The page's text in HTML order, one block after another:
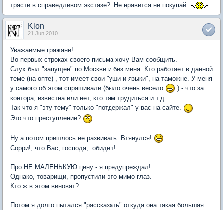
трясти в справедливом экстазе? Не нравится не покупай.
Klon
21 Jun 2010
Уважаемые гражане!
Во первых строках своего письма хочу Вам сообщить.
Слух был "запущен" по Москве и без меня. Кто работает в данной
теме (на опте) , тот имеет свои "уши и языки", на таможне. У меня
у самого об этом спрашивали (было очень весело
) - что за
контора, известна или нет, кто там трудиться и т.д.
Так что я "эту тему" только "потдержал" у вас на сайте.
Это что преступление?
Ну а потом пришлось ее развивать. Втянулся!
Сорри!, что Вас, господа, обидел!
Про НЕ МАЛЕНЬКУЮ цену - я предупреждал!
Однако, товарищи, пропустили это мимо глаз.
Кто ж в этом виноват?
Потом я долго пытался "рассказать" откуда она такая большая